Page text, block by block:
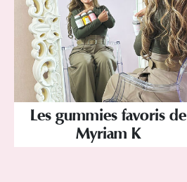
Les gummies favoris de
Myriam K